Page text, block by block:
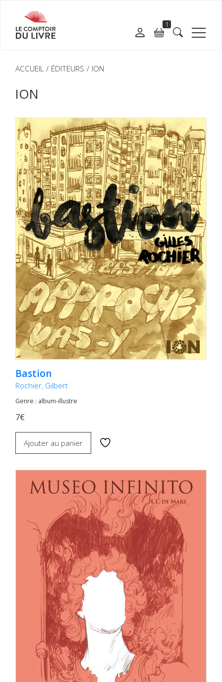
1
ACCUEIL ÉDITEURS ION
ION
Bastion
Rochier, Gilbert
Genre : album-illustre
7€
Ajouter au panier